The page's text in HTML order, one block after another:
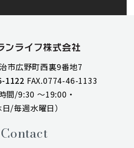
市広野町西裏9番地7
1122 FAX.0774-46-1133
間/9:30 ～19:00・
/毎週水曜日）
Contact